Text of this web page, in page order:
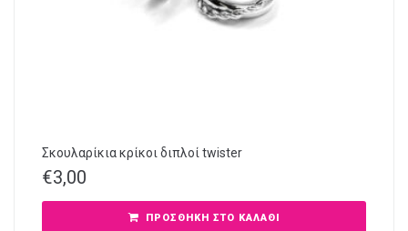
Σκουλαρίκια κρίκοι διπλοί twister
€3,00
ΠΡΟΣΘΉΚΗ ΣΤΟ ΚΑΛΆΘΙ